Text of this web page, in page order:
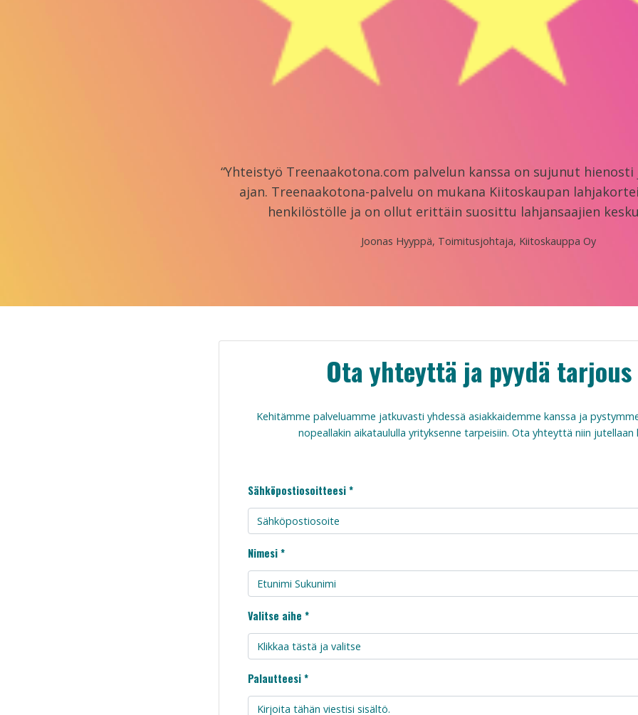
“Yhteistyö Treenaakotona.com palvelun kanssa on sujunut hienosti
ajan. Treenaakotona-palvelu on mukana Kiitoskaupan
henkilöstölle ja on ollut erittäin suosittu lahjansaajien
Joonas Hyyppä, Toimitusjohtaja, Kiitoskauppa Oy
Ota yhteyttä ja pyydä tarjous
Kehitämme palveluamme jatkuvasti yhdessä asiakkaidemme kanssa ja
nopeallakin aikataululla yrityksenne tarpeisiin. Ota yhteyttä niin jutellaan
Sähköpostiosoitteesi *
Nimesi *
Valitse aihe *
Palautteesi *